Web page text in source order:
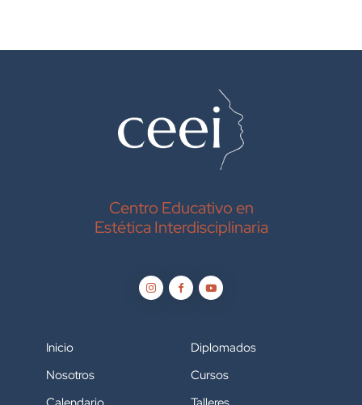
Centro Educativo en
Estética Interdisciplinaria
Inicio
Nosotros
Diplomados
Cursos